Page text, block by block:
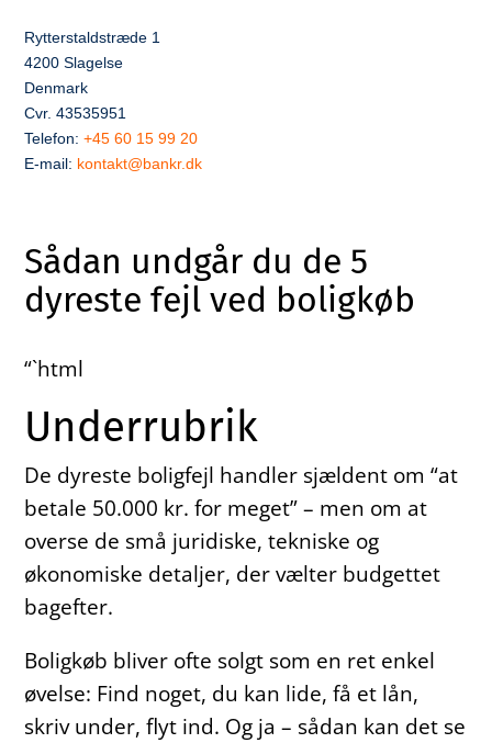
Rytterstaldstræde 1
4200 Slagelse
Denmark
Cvr. 43535951
Telefon:+45 60 15 99 20
E-mail: kontakt@bankr.dk
Sådan undgår du de 5
dyreste fejl ved boligkøb
“`html
Underrubrik
De dyreste boligfejl handler sjældent om “at
betale 50.000 kr. for meget” – men om at
overse de små juridiske, tekniske og
økonomiske detaljer, der vælter budgettet
bagefter.
Boligkøb bliver ofte solgt som en ret enkel
øvelse: Find noget, du kan lide, få et lån,
skriv under, flyt ind. Og ja – sådan kan det se